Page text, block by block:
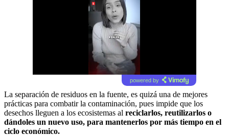
powered by
La separación de residuos en la fuente, es quizá una de mejores
prácticas para combatir la contaminación, pues impide que los
desechos lleguen a los ecosistemas al reciclarlos, reutilizarlos o
dándoles un nuevo uso, para mantenerlos por más tiempo en el
ciclo económico.